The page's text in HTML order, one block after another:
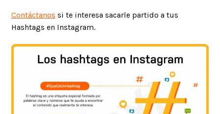
Contáctanos si te interesa sacarle partido a tus
Hashtags en Instagram.